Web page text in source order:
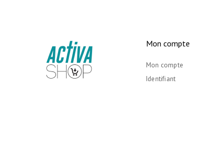
Mon compte
Mon compte
Identifiant